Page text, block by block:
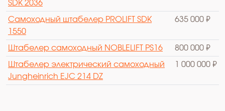
SDK 2036
Самоходный штабелер PROLIFT SDK
1550
635 000 ₽
Штабелер самоходный NOBLELIFT PS16 800 000 ₽
Штабелер электрический самоходный
Jungheinrich EJC 214 DZ
1 000 000 ₽